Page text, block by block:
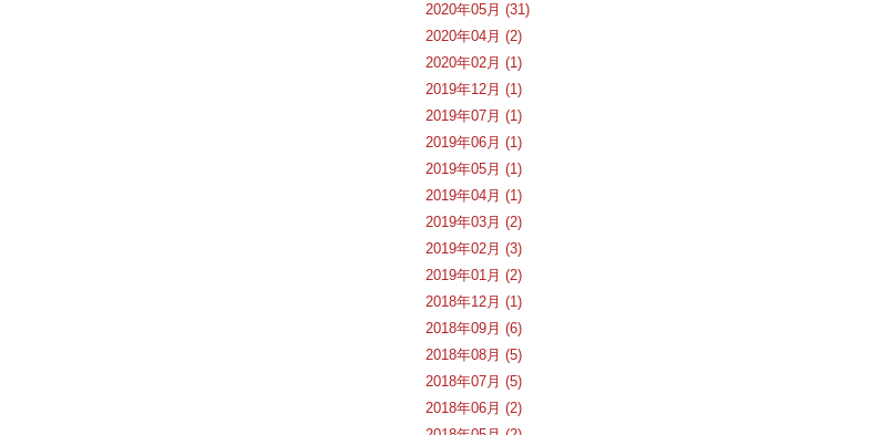
2020年05月 (31)
2020年04月 (2)
2020年02月 (1)
2019年12月 (1)
2019年07月 (1)
2019年06月 (1)
2019年05月 (1)
2019年04月 (1)
2019年03月 (2)
2019年02月 (3)
2019年01月 (2)
2018年12月 (1)
2018年09月 (6)
2018年08月 (5)
2018年07月 (5)
2018年06月 (2)